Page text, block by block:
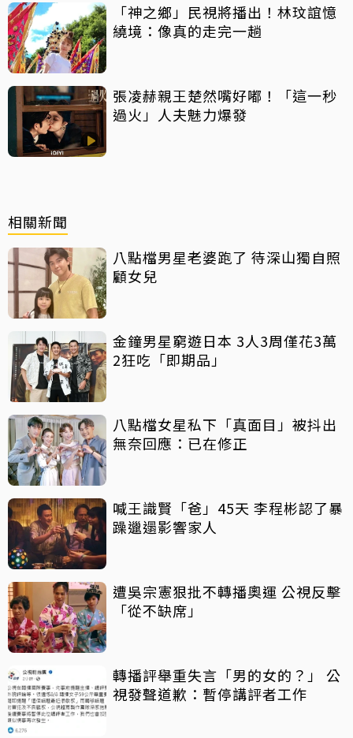
「神之鄉」民視將播出！林玟誼憶
繞境：像真的走完一趟
張凌赫親王楚然嘴好嘟！「這一秒
過火」人夫魅力爆發
相關新聞
八點檔男星老婆跑了 待深山獨自照
顧女兒
金鐘男星窮遊日本 3人3周僅花3萬
2狂吃「即期品」
八點檔女星私下「真面目」被抖出
無奈回應：已在修正
喊王識賢「爸」45天 李程彬認了暴
躁邋遢影響家人
遭吳宗憲狠批不轉播奧運 公視反擊
「從不缺席」
轉播評舉重失言「男的女的？」 公
視發聲道歉：暫停講評者工作